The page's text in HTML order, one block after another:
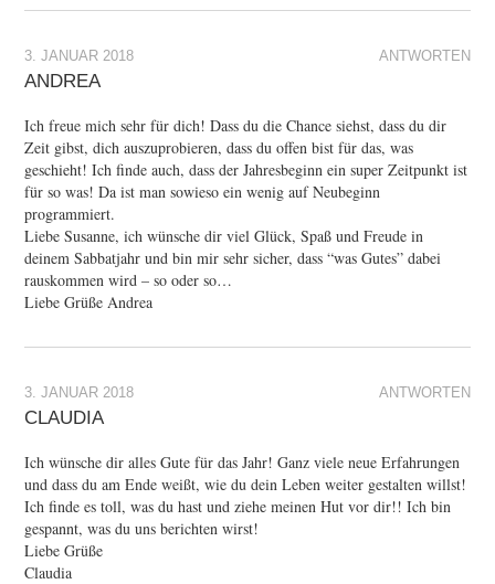
ANTWORTEN
3. JANUAR 2018
ANDREA
Ich freue mich sehr für dich! Dass du die Chance siehst, dass du dir
Zeit gibst, dich auszuprobieren, dass du offen bist für das, was
geschieht! Ich finde auch, dass der Jahresbeginn ein super Zeitpunkt ist
für so was! Da ist man sowieso ein wenig auf Neubeginn
programmiert.
Liebe Susanne, ich wünsche dir viel Glück, Spaß und Freude in
deinem Sabbatjahr und bin mir sehr sicher, dass “was Gutes” dabei
rauskommen wird – so oder so…
Liebe Grüße Andrea
ANTWORTEN
3. JANUAR 2018
CLAUDIA
Ich wünsche dir alles Gute für das Jahr! Ganz viele neue Erfahrungen
und dass du am Ende weißt, wie du dein Leben weiter gestalten willst!
Ich finde es toll, was du hast und ziehe meinen Hut vor dir!! Ich bin
gespannt, was du uns berichten wirst!
Liebe Grüße
Claudia